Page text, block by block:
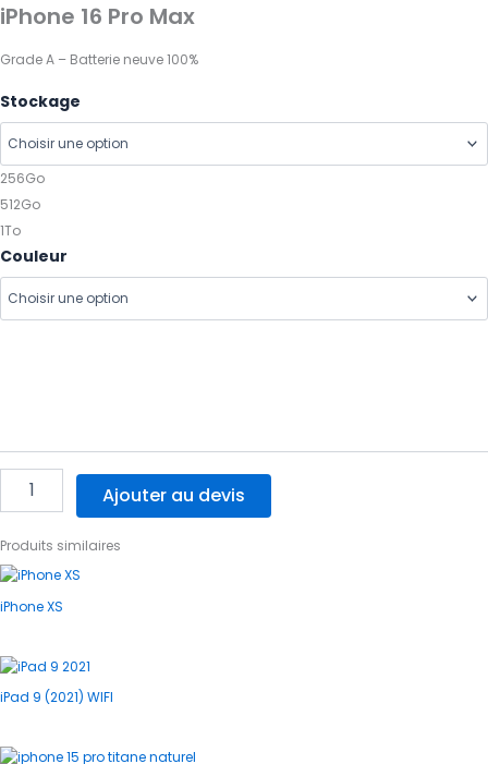
iPhone 16 Pro Max
Grade A – Batterie neuve 100%
Stockage
256Go
512Go
1To
Couleur
Pro
Ajouter au devis
Produits similaires
iPhone XS
iPad 9 (2021) WIFI